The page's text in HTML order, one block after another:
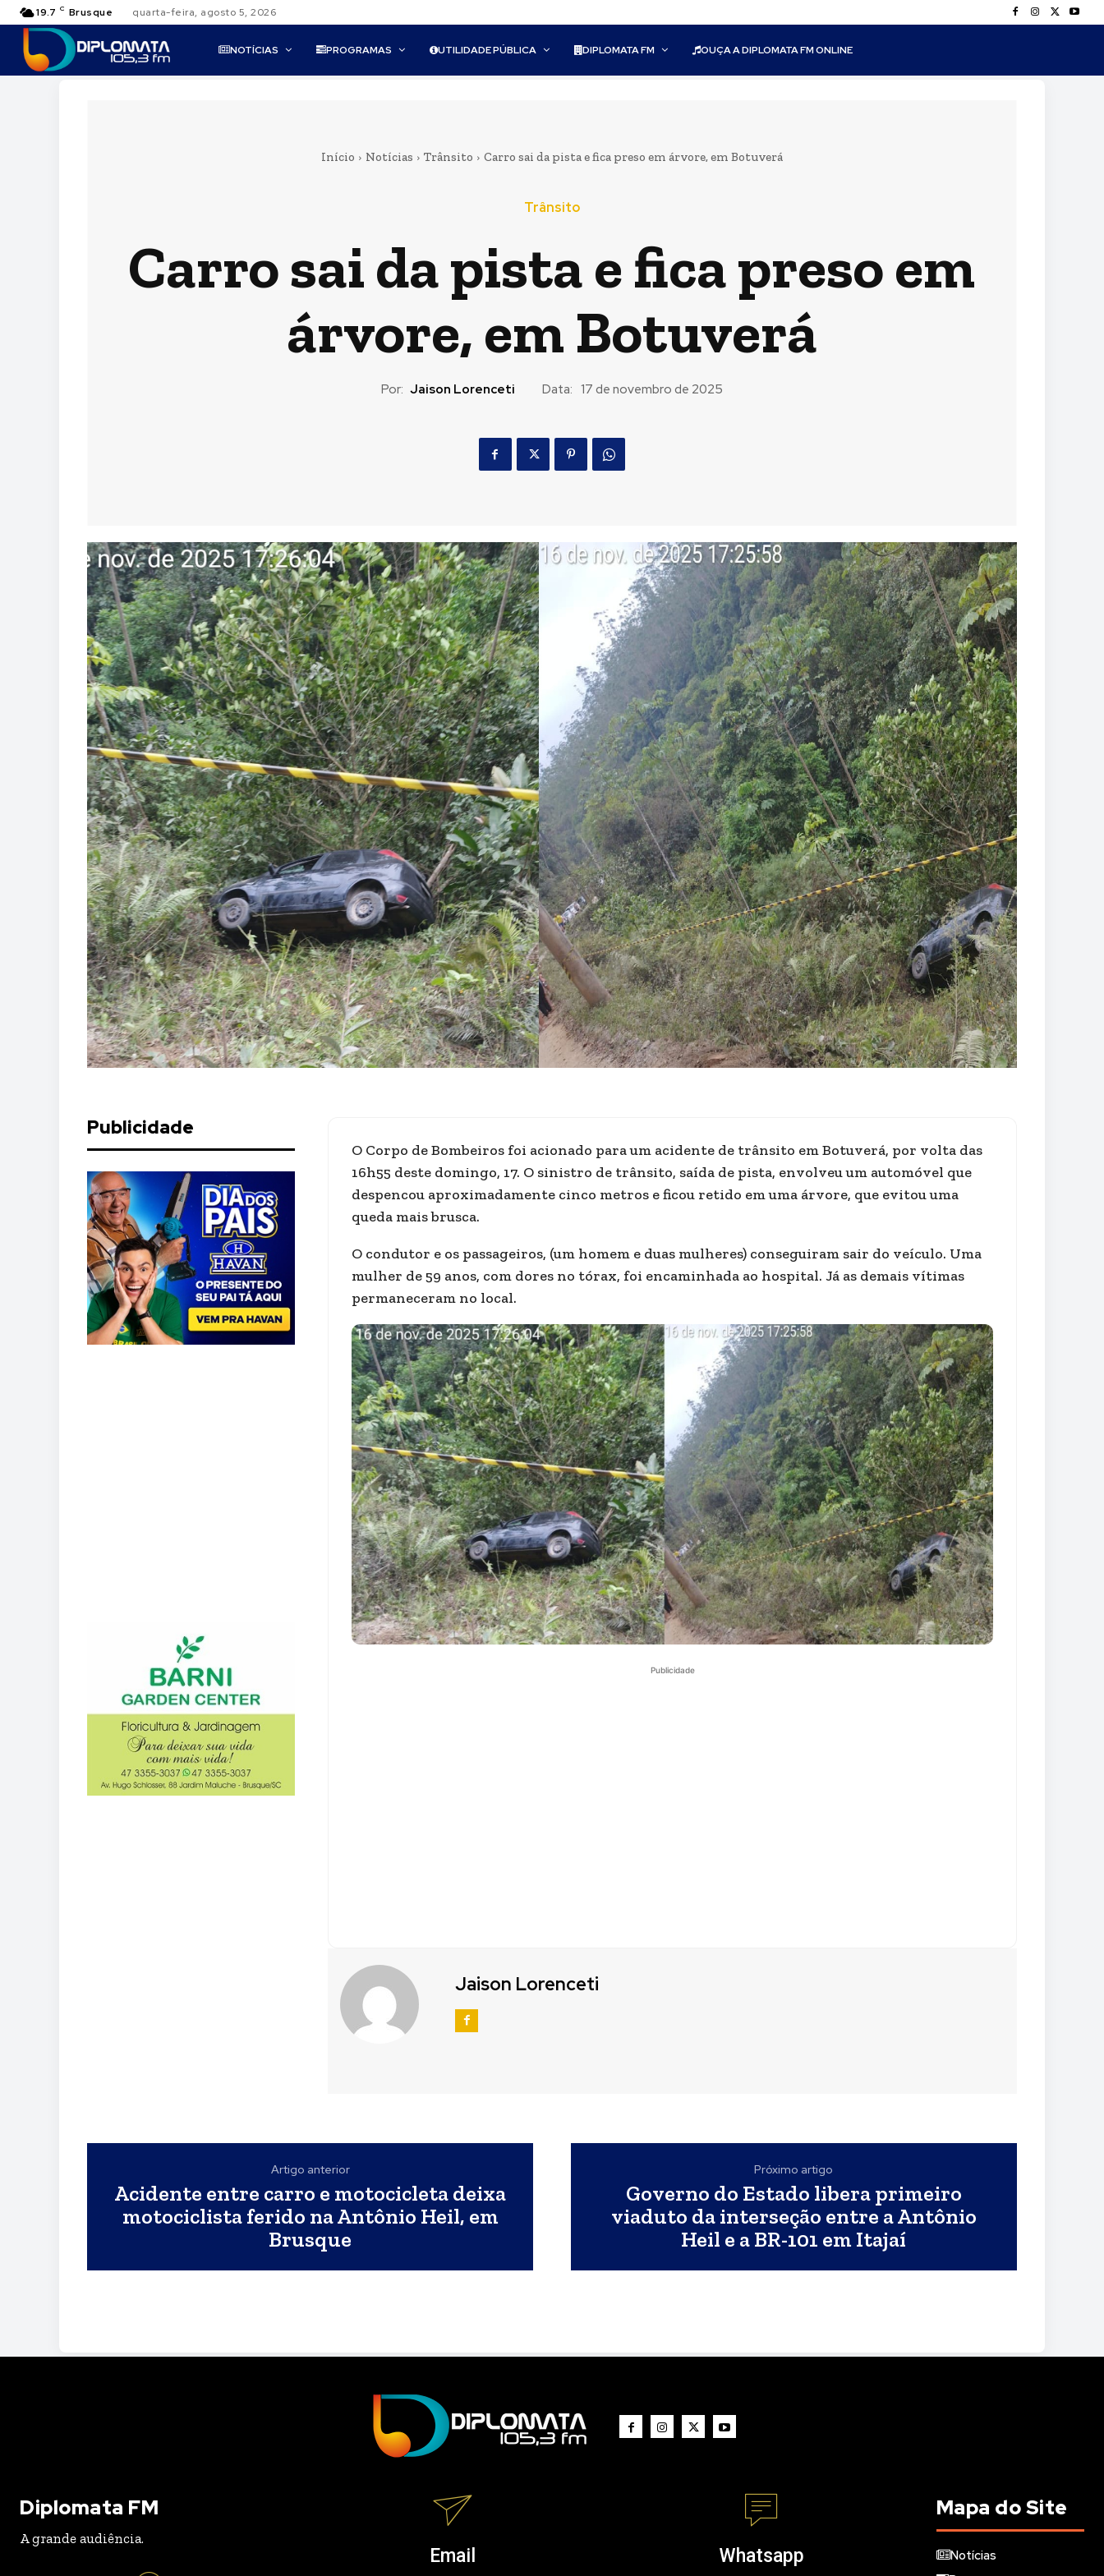
19.7 C Brusque quarta-feira, agosto 5, 2026
NOTÍCIAS PROGRAMAS UTILIDADE PÚBLICA DIPLOMATA FM OUÇA A DIPLOMATA FM ONLINE
Início Notícias Trânsito Carro sai da pista e fica preso em árvore, em Botuverá
Trânsito
Carro sai da pista e fica preso em
árvore, em Botuverá
Por: Jaison Lorenceti Data: 17 de novembro de 2025
Publicidade
O Corpo de Bombeiros foi acionado para um acidente de trânsito em Botuverá, por volta das
16h55 deste domingo, 17. O sinistro de trânsito, saída de pista, envolveu um automóvel que
despencou aproximadamente cinco metros e ficou retido em uma árvore, que evitou uma
queda mais brusca.
O condutor e os passageiros, (um homem e duas mulheres) conseguiram sair do veículo. Uma
mulher de 59 anos, com dores no tórax, foi encaminhada ao hospital. Já as demais vítimas
permaneceram no local.
Publicidade
Jaison Lorenceti
Artigo anterior
Acidente entre carro e motocicleta deixa
motociclista ferido na Antônio Heil, em
Brusque
Próximo artigo
Governo do Estado libera primeiro
viaduto da interseção entre a Antônio
Heil e a BR-101 em Itajaí
Diplomata FM
A grande audiência.
Email Whatsapp
Mapa do Site
Notícias